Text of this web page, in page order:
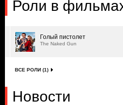
Роли в
Голый пистолет
The Naked Gun
ВСЕ РОЛИ (1)
Новости